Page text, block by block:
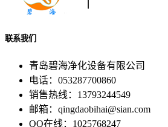
联系我们
青岛碧海净化设备有限公司
电话：053287700860
销售热线：13793244549
邮箱：qingdaobihai@sian.com
QQ在线：1025768247